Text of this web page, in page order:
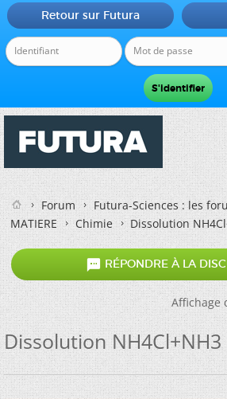
Retour sur Futura
Forum
Futura-Sciences : les
MATIERE
Chimie Dissolution
 RÉPONDRE À LA
Affichage
Dissolution NH4Cl+NH3